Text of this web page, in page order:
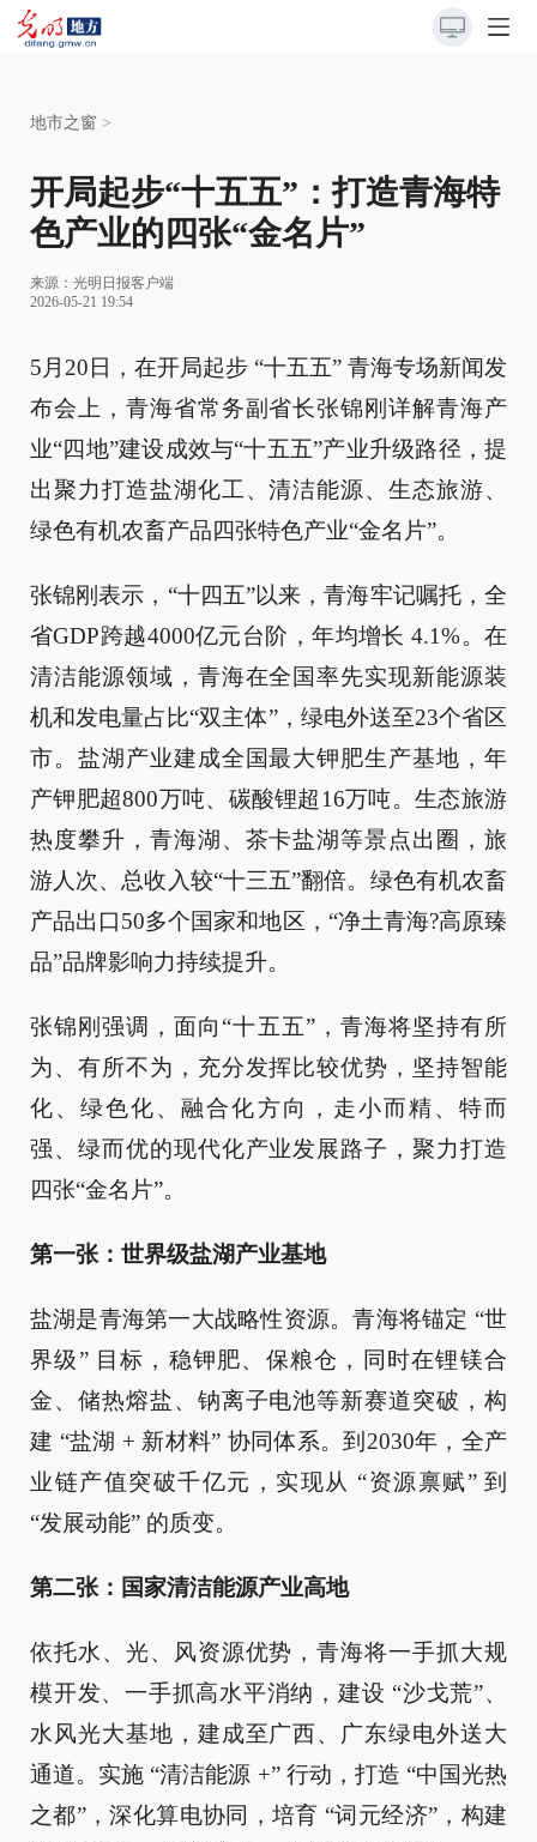
地市之窗 >
开局起步“十五五”：打造青海特
色产业的四张“金名片”
来源： 光明日报客户端
2026-05-21 19:54
5月20日，在开局起步 “十五五” 青海专场新闻发
布会上，青海省常务副省长张锦刚详解青海产
业“四地”建设成效与“十五五”产业升级路径，提
出聚力打造盐湖化工、清洁能源、生态旅游、
绿色有机农畜产品四张特色产业“金名片”。
张锦刚表示，“十四五”以来，青海牢记嘱托，全
省GDP跨越4000亿元台阶，年均增长 4.1%。在
清洁能源领域，青海在全国率先实现新能源装
机和发电量占比“双主体”，绿电外送至23个省区
市。盐湖产业建成全国最大钾肥生产基地，年
产钾肥超800万吨、碳酸锂超16万吨。生态旅游
热度攀升，青海湖、茶卡盐湖等景点出圈，旅
游人次、总收入较“十三五”翻倍。绿色有机农畜
产品出口50多个国家和地区，“净土青海?高原臻
品”品牌影响力持续提升。
张锦刚强调，面向“十五五”，青海将坚持有所
为、有所不为，充分发挥比较优势，坚持智能
化、绿色化、融合化方向，走小而精、特而
强、绿而优的现代化产业发展路子，聚力打造
四张“金名片”。
第一张：世界级盐湖产业基地
盐湖是青海第一大战略性资源。青海将锚定 “世
界级” 目标，稳钾肥、保粮仓，同时在锂镁合
金、储热熔盐、钠离子电池等新赛道突破，构
建 “盐湖 + 新材料” 协同体系。到2030年，全产
业链产值突破千亿元，实现从 “资源禀赋” 到
“发展动能” 的质变。
第二张：国家清洁能源产业高地
依托水、光、风资源优势，青海将一手抓大规
模开发、一手抓高水平消纳，建设 “沙戈荒”、
水风光大基地，建成至广西、广东绿电外送大
通道。实施 “清洁能源 +” 行动，打造 “中国光热
之都”，深化算电协同，培育 “词元经济”，构建